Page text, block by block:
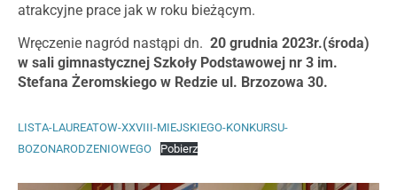
atrakcyjne prace jak w roku bieżącym.
Wręczenie nagród nastąpi dn. 20 grudnia 2023r.(środa)
w sali gimnastycznej Szkoły Podstawowej nr 3 im.
Stefana Żeromskiego w Redzie ul. Brzozowa 30.
LISTA-LAUREATOW-XXVIII-MIEJSKIEGO-KONKURSU-
BOZONARODZENIOWEGO
Pobierz